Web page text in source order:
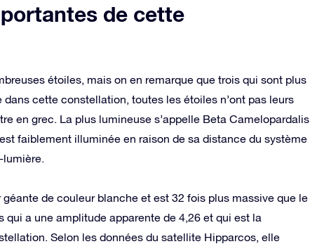
de cette
étoiles, mais on en remarque que trois qui sont plus
cette constellation, toutes les étoiles n’ont pas leurs
en grec. La plus lumineuse s’appelle Beta Camelopardalis
faiblement illuminée en raison de sa distance du système
lumière.
de couleur blanche et est 32 fois plus massive que le
qui a une amplitude apparente de 4,26 et qui est la
Selon les données du satellite Hipparcos, elle